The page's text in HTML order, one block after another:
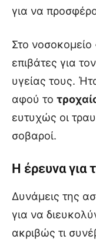
για να
Στο
επιβάτες για
υγείας τους.
αφού το
ευτυχώς οι
σοβαροί.
Η έρευνα για
Δυνάμεις της
για να
ακριβώς τι